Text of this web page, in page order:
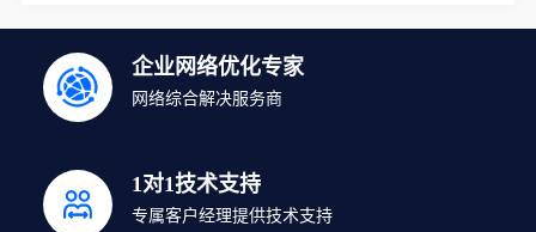
企业网络优化专家
网络综合解决服务商
1对1技术支持
专属客户经理提供技术支持